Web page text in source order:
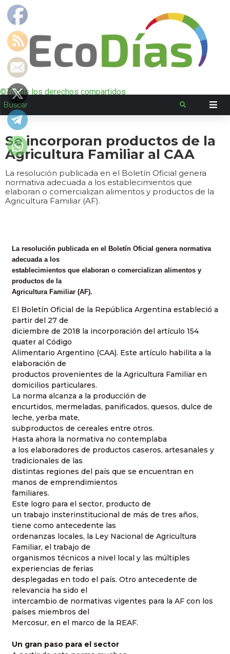
©Todos los derechos compartidos
Se incorporan productos de la
Agricultura Familiar al CAA
La resolución publicada en el Boletín Oficial genera
normativa adecuada a los establecimientos que
elaboran o comercializan alimentos y productos de la
Agricultura Familiar (AF).
La resolución publicada en el Boletín Oficial genera normativa
adecuada a los
establecimientos que elaboran o comercializan alimentos y
productos de la
Agricultura Familiar (AF).
El Boletín Oficial de la República Argentina estableció a
partir del 27 de
diciembre de 2018 la incorporación del artículo 154
quater al Código
Alimentario Argentino (CAA). Este artículo habilita a la
elaboración de
productos provenientes de la Agricultura Familiar en
domicilios particulares.
La norma alcanza a la producción de
encurtidos, mermeladas, panificados, quesos, dulce de
leche, yerba mate,
subproductos de cereales entre otros.
Hasta ahora la normativa no contemplaba
a los elaboradores de productos caseros, artesanales y
tradicionales de las
distintas regiones del país que se encuentran en
manos de emprendimientos
familiares.
Este logro para el sector, producto de
un trabajo insterinstitucional de más de tres años,
tiene como antecedente las
ordenanzas locales, la Ley Nacional de Agricultura
Familiar, el trabajo de
organismos técnicos a nivel local y las múltiples
experiencias de ferias
desplegadas en todo el país. Otro antecedente de
relevancia ha sido el
intercambio de normativas vigentes para la AF con los
países miembros del
Mercosur, en el marco de la REAF.
Un gran paso para el sector